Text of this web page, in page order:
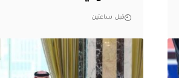
قبل ساعتين